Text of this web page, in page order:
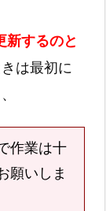
するのと
は最初に
作業は十
願いしま